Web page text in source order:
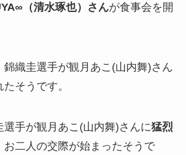
（清水琢也）さんが食事会を開
錦織圭選手が観月あこ(山内舞)さん
たそうです。
選手が観月あこ(山内舞)さんに猛烈
お二人の交際が始まったそうで